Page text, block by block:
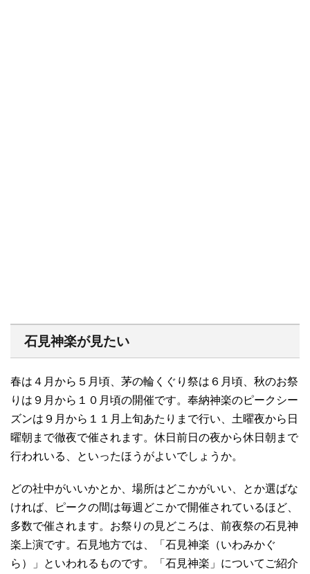
石見神楽が見たい
春は４月から５月頃、茅の輪くぐり祭は６月頃、秋のお祭
りは９月から１０月頃の開催です。奉納神楽のピークシー
ズンは９月から１１月上旬あたりまで行い、土曜夜から日
曜朝まで徹夜で催されます。休日前日の夜から休日朝まで
行われいる、といったほうがよいでしょうか。
どの社中がいいかとか、場所はどこかがいい、とか選ばな
ければ、ピークの間は毎週どこかで開催されているほど、
多数で催されます。お祭りの見どころは、前夜祭の石見神
楽上演です。石見地方では、「石見神楽（いわみかぐ
ら）」といわれるものです。「石見神楽」についてご紹介